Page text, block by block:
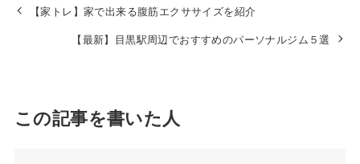
【家トレ】家で出来る腹筋エクササイズを紹介
【最新】目黒駅周辺でおすすめのパーソナルジム５選
この記事を書いた人